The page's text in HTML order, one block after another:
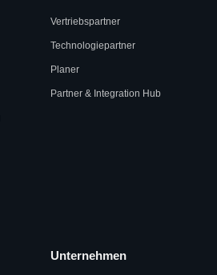
Vertriebspartner
Technologiepartner
Planer
Partner & Integration Hub
Unternehmen